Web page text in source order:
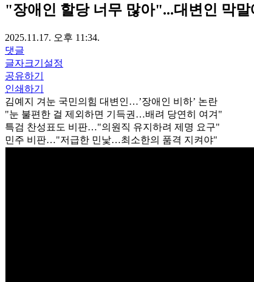
"장애인 할당 너무 많아"...대변인 막
2025.11.17. 오후 11:34.
댓글
글자크기설정
공유하기
인쇄하기
김예지 겨눈 국민의힘 대변인…’장애인 비하’ 논란
"눈 불편한 걸 제외하면 기득권…배려 당연히 여겨"
특검 찬성표도 비판…"의원직 유지하려 제명 요구"
민주 비판…"저급한 민낯…최소한의 품격 지켜야"